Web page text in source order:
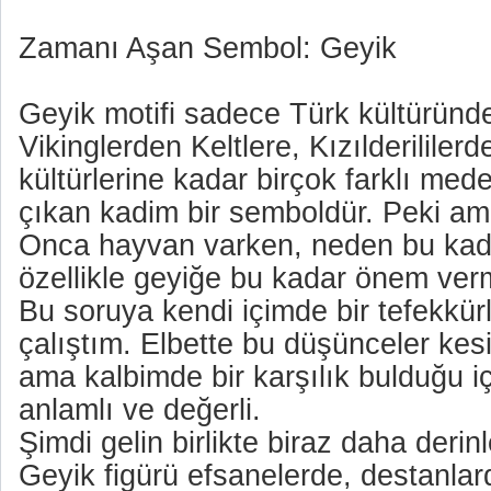
Zamanı Aşan Sembol: Geyik
Geyik motifi sadece Türk
Vikinglerden Keltlere,
kültürlerine kadar birçok farklı
çıkan kadim bir semboldür. Peki
Onca hayvan varken, neden bu
özellikle geyiğe bu kadar önem
Bu soruya kendi içimde bir
çalıştım. Elbette bu düşünceler
ama kalbimde bir karşılık bulduğu
anlamlı ve değerli.
Şimdi gelin birlikte biraz daha
Geyik figürü efsanelerde,